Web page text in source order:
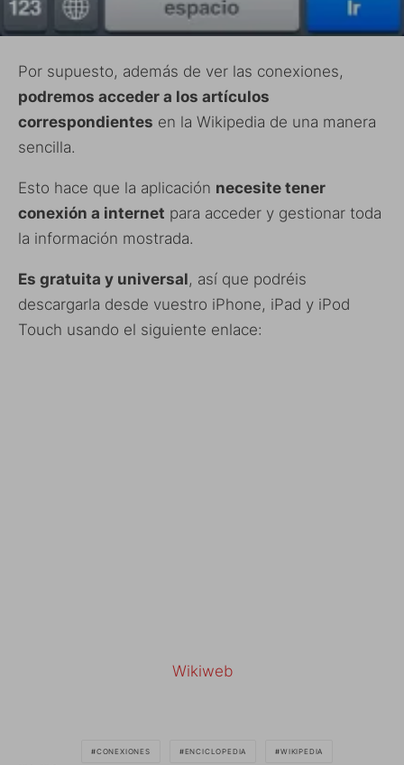
Por supuesto, además de ver las conexiones,
podremos acceder a los artículos
correspondientes en la Wikipedia de una manera
sencilla.
Esto hace que la aplicación necesite tener
conexión a internet para acceder y gestionar toda
la información mostrada.
Es gratuita y universal, así que podréis
descargarla desde vuestro iPhone, iPad y iPod
Touch usando el siguiente enlace:
Wikiweb
CONEXIONES ENCICLOPEDIA WIKIPEDIA